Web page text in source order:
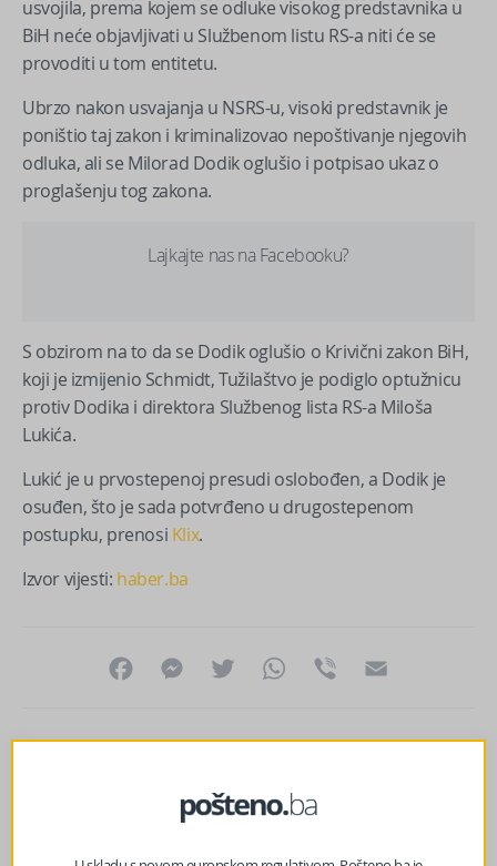
usvojila, prema kojem se odluke visokog predstavnika u
BiH neće objavljivati u Službenom listu RS-a niti će se
provoditi u tom entitetu.
Ubrzo nakon usvajanja u NSRS-u, visoki predstavnik je
poništio taj zakon i kriminalizovao nepoštivanje njegovih
odluka, ali se Milorad Dodik oglušio i potpisao ukaz o
proglašenju tog zakona.
Lajkajte nas na Facebooku?
S obzirom na to da se Dodik oglušio o Krivični zakon BiH,
koji je izmijenio Schmidt, Tužilaštvo je podiglo optužnicu
protiv Dodika i direktora Službenog lista RS-a Miloša
Lukića.
Lukić je u prvostepenoj presudi oslobođen, a Dodik je
osuđen, što je sada potvrđeno u drugostepenom
postupku, prenosi Klix.
Izvor vijesti: haber.ba
FacebookMessenger
Twitter WhatsApp
Viber